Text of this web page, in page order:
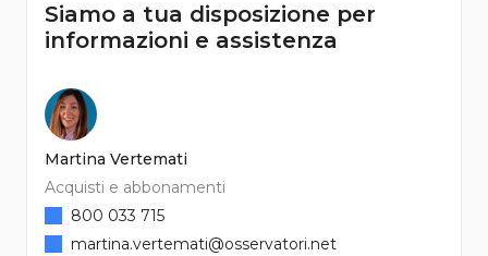
Siamo a tua disposizione per
informazioni e assistenza
Martina Vertemati
Acquisti e abbonamenti
800 033 715
martina.vertemati@osservatori.net